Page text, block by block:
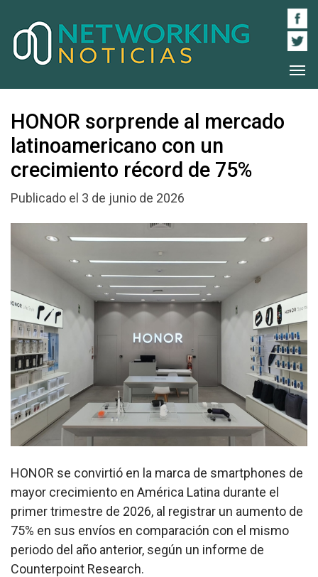
HONOR sorprende al mercado
latinoamericano con un
crecimiento récord de 75%
Publicado el 3 de junio de 2026
HONOR se convirtió en la marca de smartphones de
mayor crecimiento en América Latina durante el
primer trimestre de 2026, al registrar un aumento de
75% en sus envíos en comparación con el mismo
periodo del año anterior, según un informe de
Counterpoint Research.